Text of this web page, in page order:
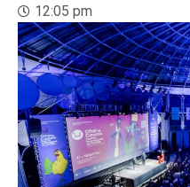
12:05 pm